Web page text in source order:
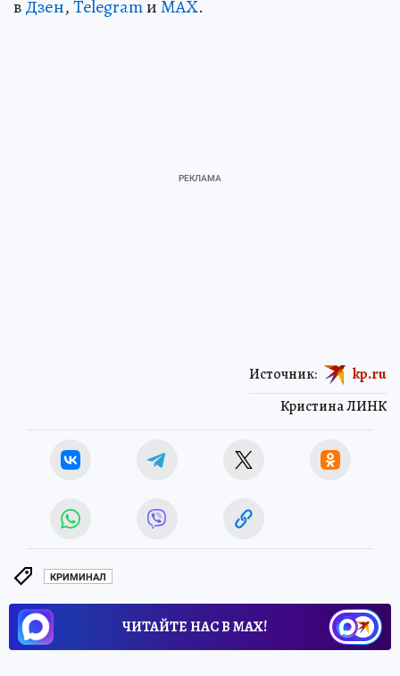
вДзен,TelegramиMAX.
Кристина ЛИНК
Источник: kp.ru
КРИМИНАЛ
ЧИТАЙТЕ НАС В МАХ!